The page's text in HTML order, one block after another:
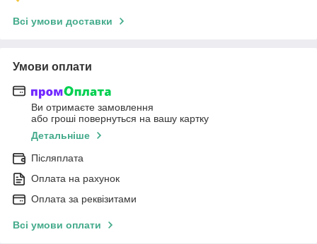
Всі умови доставки
Умови оплати
Ви отримаєте замовлення
або гроші повернуться на вашу картку
Детальніше
Післяплата
Оплата на рахунок
Оплата за реквізитами
Всі умови оплати